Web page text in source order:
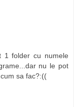
1 folder cu numele
nu le pot
sa fac?:((